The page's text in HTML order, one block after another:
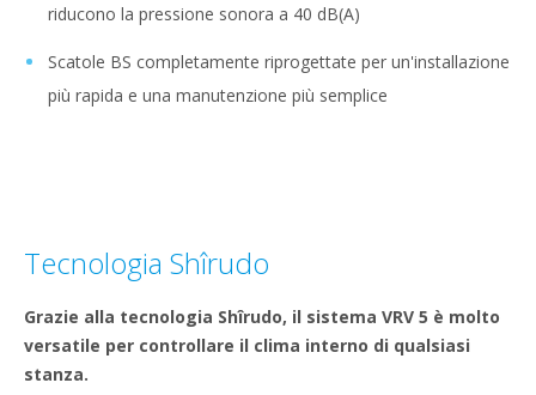
riducono la pressione sonora a 40 dB(A)
Scatole BS completamente riprogettate per un'installazione
più rapida e una manutenzione più semplice
Tecnologia Shîrudo
Grazie alla tecnologia Shîrudo, il sistema VRV 5 è molto
versatile per controllare il clima interno di qualsiasi
stanza.